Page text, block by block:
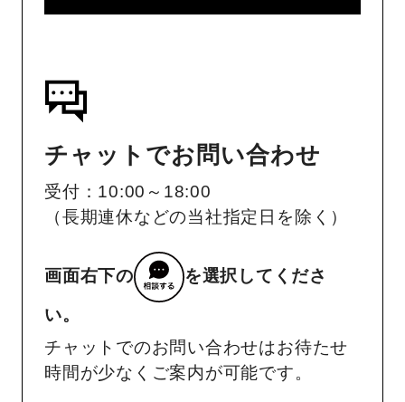
チャットでお問い合わせ
受付：10:00～18:00
（長期連休などの当社指定日を除く）
画面右下の を選択してくださ
い。
チャットでのお問い合わせはお待たせ
時間が少なくご案内が可能です。